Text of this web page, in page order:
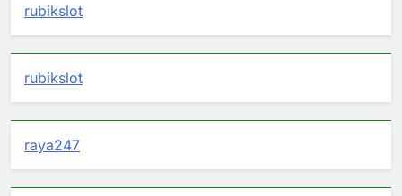
rubikslot
rubikslot
raya247